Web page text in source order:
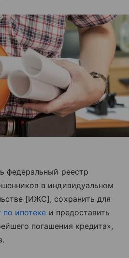
федеральный реестр
в индивидуальном
[ИЖС], сохранить для
по ипотеке и предоставить
погашения кредита»,